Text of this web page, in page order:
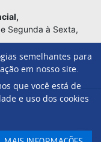
Segunda à Sexta,
semelhantes para
em nosso site.
que você está de
e uso dos cookies